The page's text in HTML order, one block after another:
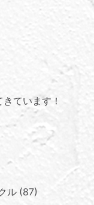
ています！
ル 87